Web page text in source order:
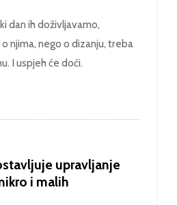
dan ih doživljavamo,
njima, nego o dizanju, treba
I uspjeh će doći.
upravljanje
i malih